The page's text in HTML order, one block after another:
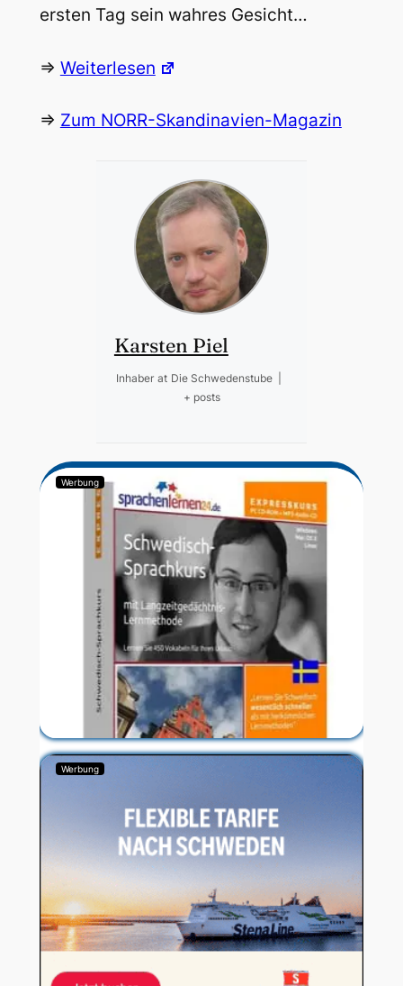
ersten Tag sein wahres Gesicht…
=> Weiterlesen
=> Zum NORR-Skandinavien-Magazin
Karsten Piel
Inhaber at Die Schwedenstube
+ posts
Werbung
Werbung